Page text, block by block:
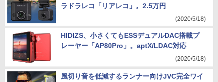
ラドラレコ「リアレコ」。2.5万円
(2020/5/18)
HIDIZS、小さくてもESSデュアルDAC搭載プ
レーヤー「AP80Pro」。aptX/LDAC対応
(2020/5/18)
風切り音を低減するランナー向けJVC完全ワイ